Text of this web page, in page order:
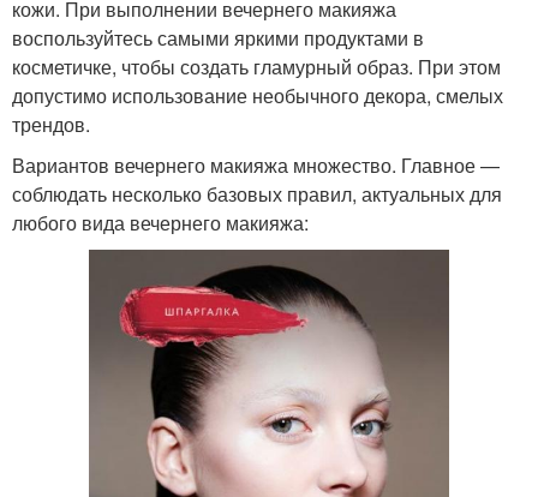
кожи. При выполнении вечернего макияжа
воспользуйтесь самыми яркими продуктами в
косметичке, чтобы создать гламурный образ. При этом
допустимо использование необычного декора, смелых
трендов.
Вариантов вечернего макияжа множество. Главное —
соблюдать несколько базовых правил, актуальных для
любого вида вечернего макияжа: